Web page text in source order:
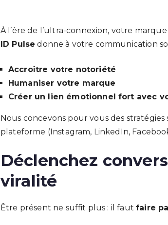
À l’ère de l’ultra-connexion, votre
ID Pulse donne à votre communication
Accroître votre notoriété
Humaniser votre marque
Créer un lien émotionnel fort avec
Nous concevons pour vous des
plateforme (Instagram, LinkedIn,
Déclenchez
viralité
Être présent ne suffit plus : il fautfaire